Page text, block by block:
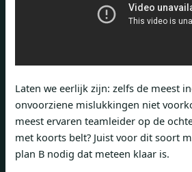
Laten we eerlijk zijn: zelfs de meest
onvoorziene mislukkingen niet
meest ervaren teamleider op de
met koorts belt? Juist voor dit soort
plan B nodig dat meteen klaar is.